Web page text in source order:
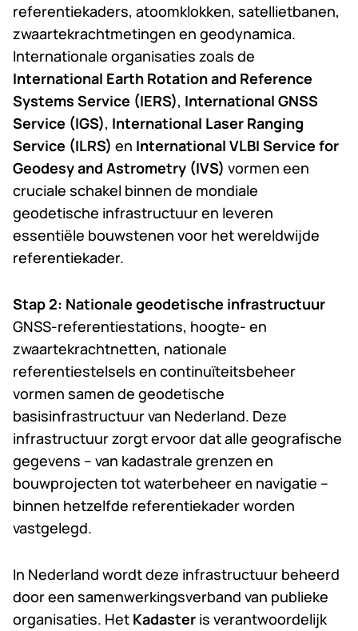
referentiekaders, atoomklokken, satellietbanen,
zwaartekrachtmetingen en geodynamica.
Internationale organisaties zoals de
International Earth Rotation and Reference
Systems Service (IERS), International GNSS
Service (IGS), International Laser Ranging
Service (ILRS) en International VLBI Service for
Geodesy and Astrometry (IVS) vormen een
cruciale schakel binnen de mondiale
geodetische infrastructuur en leveren
essentiële bouwstenen voor het wereldwijde
referentiekader.
Stap 2: Nationale geodetische infrastructuur
GNSS-referentiestations, hoogte- en
zwaartekrachtnetten, nationale
referentiestelsels en continuïteitsbeheer
vormen samen de geodetische
basisinfrastructuur van Nederland. Deze
infrastructuur zorgt ervoor dat alle geografische
gegevens – van kadastrale grenzen en
bouwprojecten tot waterbeheer en navigatie –
binnen hetzelfde referentiekader worden
vastgelegd.
In Nederland wordt deze infrastructuur beheerd
door een samenwerkingsverband van publieke
organisaties. Het Kadaster is verantwoordelijk